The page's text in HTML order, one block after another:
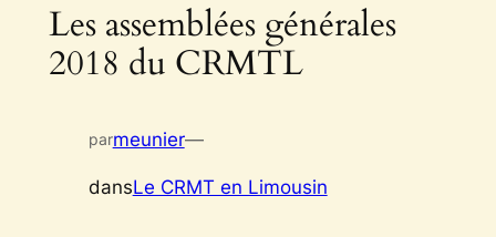
Les assemblées générales
2018 du CRMTL
parmeunier—
dansLe CRMT en Limousin